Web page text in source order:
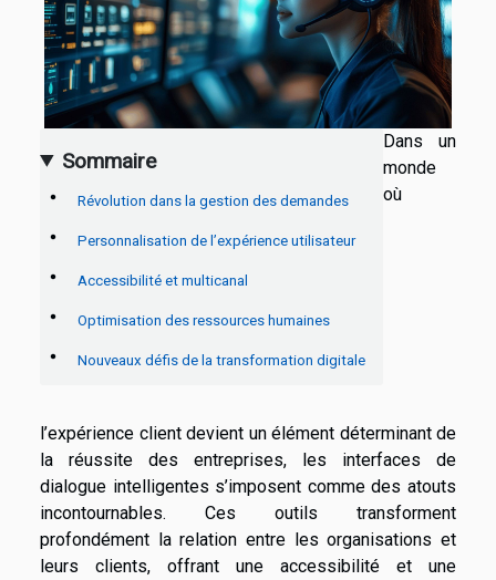
Sommaire
Révolution dans la gestion des demandes
Personnalisation de l’expérience utilisateur
Accessibilité et multicanal
Optimisation des ressources humaines
Nouveaux défis de la transformation digitale
Dans un
monde
où
l’expérience client devient un élément déterminant de
la réussite des entreprises, les interfaces de
dialogue intelligentes s’imposent comme des atouts
incontournables. Ces outils transforment
profondément la relation entre les organisations et
leurs clients, offrant une accessibilité et une